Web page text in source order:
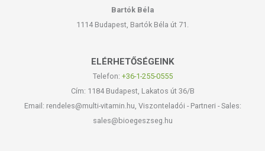
Bartók Béla
1114 Budapest, Bartók Béla út 71.
ELÉRHETŐSÉGEINK
Telefon: +36-1-255-0555
Cím: 1184 Budapest, Lakatos út 36/B
Email: rendeles@multi-vitamin.hu, Viszonteladói - Partneri - Sales:
sales@bioegeszseg.hu